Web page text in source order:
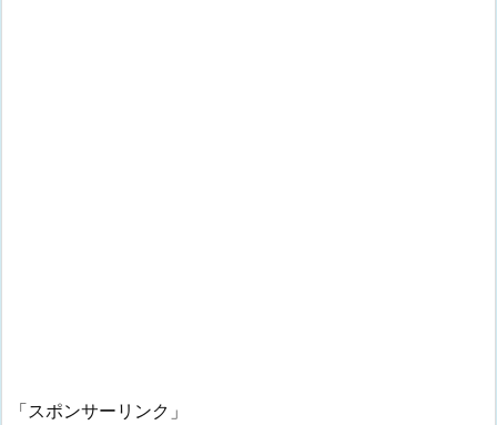
「スポンサーリンク」